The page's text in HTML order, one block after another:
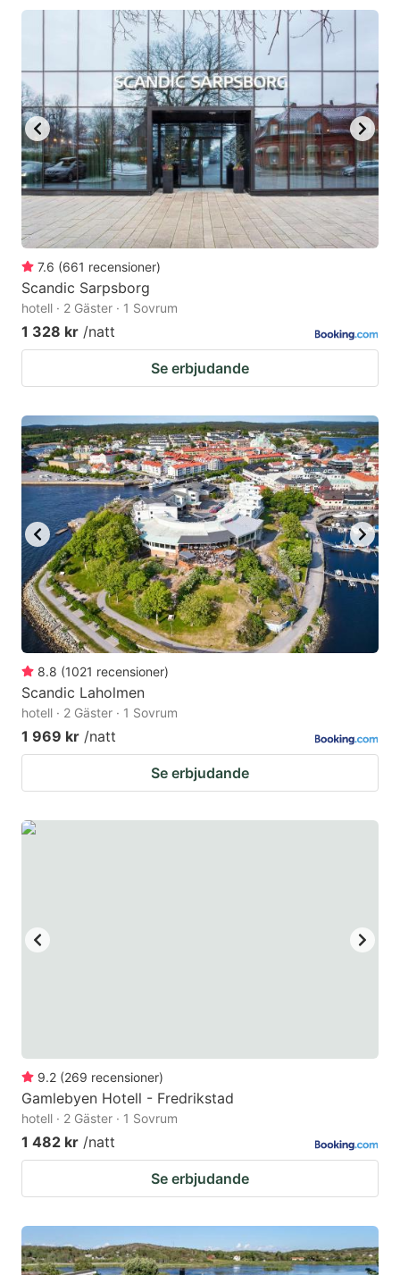
7.6 (661 recensioner)
Scandic Sarpsborg
hotell · 2 Gäster · 1 Sovrum
1 328 kr /natt
Se erbjudande
8.8 (1021 recensioner)
Scandic Laholmen
hotell · 2 Gäster · 1 Sovrum
1 969 kr /natt
Se erbjudande
9.2 (269 recensioner)
Gamlebyen Hotell - Fredrikstad
hotell · 2 Gäster · 1 Sovrum
1 482 kr /natt
Se erbjudande